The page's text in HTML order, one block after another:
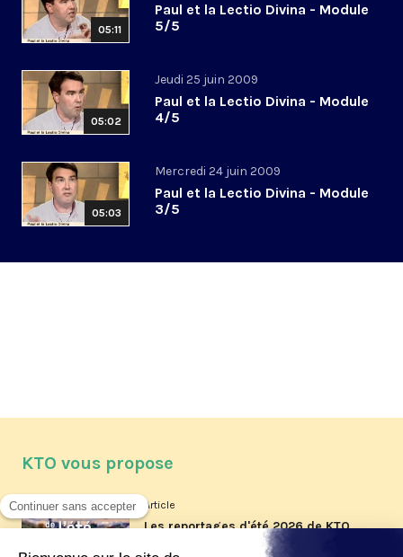
05:11
Paul et la Lectio Divina - Module
5/5
05:02
Jeudi 25 juin 2009
Paul et la Lectio Divina - Module
4/5
05:03
Mercredi 24 juin 2009
Paul et la Lectio Divina - Module
3/5
KTO vous propose
Article
Les reportages d'été 2026 de KTO